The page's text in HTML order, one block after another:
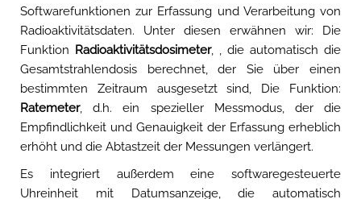
Softwarefunktionen zur Erfassung und Verarbeitung von
Radioaktivitätsdaten. Unter diesen erwähnen wir: Die
Funktion Radioaktivitätsdosimeter, , die automatisch die
Gesamtstrahlendosis berechnet, der Sie über einen
bestimmten Zeitraum ausgesetzt sind, Die Funktion:
Ratemeter, d.h. ein spezieller Messmodus, der die
Empfindlichkeit und Genauigkeit der Erfassung erheblich
erhöht und die Abtastzeit der Messungen verlängert.
Es integriert außerdem eine softwaregesteuerte
Uhreinheit mit Datumsanzeige, die automatisch